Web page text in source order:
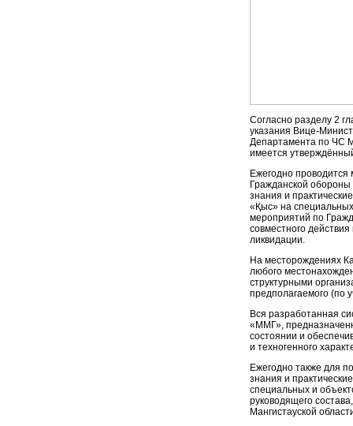
Согласно разделу 2
указания Вице-
Департамента по ЧС
имеется
Ежегодно
Гражданской обороны
знания и
«Қыс» на
мероприятий по
совместного
ликвидации.
На месторождениях
любого
структурными
предполагаемого (по
Вся разработанная
«ММГ»,
состоянии и
и техногенного
Ежегодно также для
знания и
специальных и
руководящего
Мангистауской